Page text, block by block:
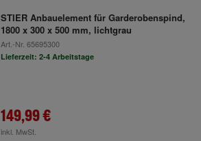
STIER Anbauelement für Garderobenspind,
1800 x 300 x 500 mm, lichtgrau
Art.-Nr. 65695300
Lieferzeit: 2-4 Arbeitstage
149,99 €
inkl. MwSt.